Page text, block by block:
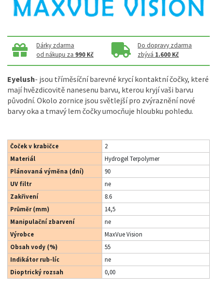
Dárky zdarma
od nákupu za 990 Kč
Do dopravy zdarma
zbývá 1.600 Kč
Eyelush- jsou tříměsíční barevné krycí kontaktní čočky, které
mají hvězdicovitě nanesenu barvu, kterou kryjí vaši barvu
původní. Okolo zornice jsou světlejší pro zvýraznění nové
barvy oka a tmavý lem čočky umocňuje hloubku pohledu.
Čoček v krabičce
2
Materiál
Hydrogel Terpolymer
Plánovaná výměna (dní)
90
UV filtr
ne
Zakřivení
8.6
Průměr (mm)
14,5
Manipulační zbarvení
ne
Výrobce
MaxVue Vision
Obsah vody (%)
55
Indikátor rub-líc
ne
Dioptrický rozsah
0,00